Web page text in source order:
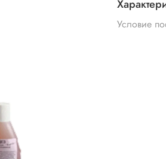
Условие